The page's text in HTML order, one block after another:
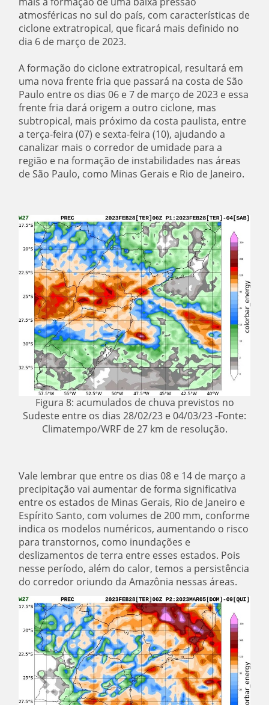
atmosféricas no sul do país, com características de
ciclone extratropical, que ficará mais definido no
dia 6 de março de 2023.
A formação do ciclone extratropical, resultará em
uma nova frente fria que passará na costa de São
Paulo entre os dias 06 e 7 de março de 2023 e essa
frente fria dará origem a outro ciclone, mas
subtropical, mais próximo da costa paulista, entre
a terça-feira (07) e sexta-feira (10), ajudando a
canalizar mais o corredor de umidade para a
região e na formação de instabilidades nas áreas
de São Paulo, como Minas Gerais e Rio de Janeiro.
Figura 8: acumulados de chuva previstos no
Sudeste entre os dias 28/02/23 e 04/03/23 -Fonte:
Climatempo/WRF de 27 km de resolução.
Vale lembrar que entre os dias 08 e 14 de março a
precipitação vai aumentar de forma significativa
entre os estados de Minas Gerais, Rio de Janeiro e
Espírito Santo, com volumes de 200 mm, conforme
indica os modelos numéricos, aumentando o risco
para transtornos, como inundações e
deslizamentos de terra entre esses estados. Pois
nesse período, além do calor, temos a persistência
do corredor oriundo da Amazônia nessas áreas.